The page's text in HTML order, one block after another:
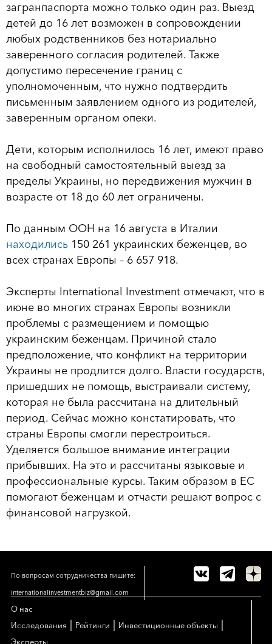
загранпаспорта можно только один раз. Выезд
детей до 16 лет возможен в сопровождении
любых родственников без нотариально
заверенного согласия родителей. Также
допустимо пересечение границ с
уполномоченным, что нужно подтвердить
письменным заявлением одного из родителей,
заверенным органом опеки.
Дети, которым исполнилось 16 лет, имеют право
на свободный самостоятельный выезд за
пределы Украины, но передвижения мужчин в
возрасте от 18 до 60 лет ограничены.
По данным ООН на 16 августа в Италии
находились 150 261 украинских беженцев, во
всех странах Европы – 6 657 918.
Эксперты International Investment отмечают, что в
июне во многих странах Европы возникли
проблемы с размещением и помощью
украинским беженцам. Причиной стало
предположение, что конфликт на территории
Украины не продлится долго. Власти государств,
пришедших не помощь, выстраивали систему,
которая не была рассчитана на длительный
период. Сейчас можно констатировать, что
страны Европы смогли перестроиться.
Уделяется большое внимание интеграции
прибывших. На это и рассчитаны языковые и
профессиональные курсы. Таким образом в ЕС
помогают беженцам и отчасти решают вопрос с
финансовой нагрузкой.
По вопросам сотрудничества пишите:
internationalinvestmentbiz@gmail.com
О нас
Исследования
Рейтинги Инвестиционные объекты
Эксперты